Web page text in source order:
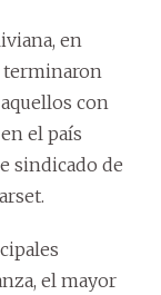
en
terminaron
con
el país
sindicado de
el mayor